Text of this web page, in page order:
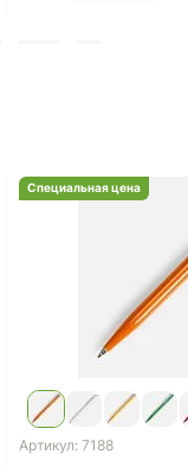
Специальная цена
Артикул: 7188